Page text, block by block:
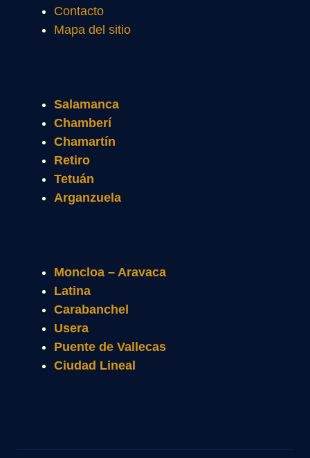
Contacto
Mapa del sitio
Salamanca
Chamberí
Chamartín
Retiro
Tetuán
Arganzuela
Moncloa – Aravaca
Latina
Carabanchel
Usera
Puente de Vallecas
Ciudad Lineal